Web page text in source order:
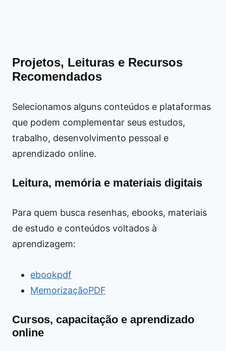
Projetos, Leituras e Recursos
Recomendados
Selecionamos alguns conteúdos e plataformas
que podem complementar seus estudos,
trabalho, desenvolvimento pessoal e
aprendizado online.
Leitura, memória e materiais digitais
Para quem busca resenhas, ebooks, materiais
de estudo e conteúdos voltados à
aprendizagem:
ebookpdf
MemorizaçãoPDF
Cursos, capacitação e aprendizado
online